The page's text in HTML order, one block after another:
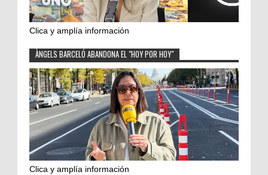
Clica y amplía información
ÀNGELS BARCELÓ ABANDONA EL "HOY POR HOY"
Clica y amplía información